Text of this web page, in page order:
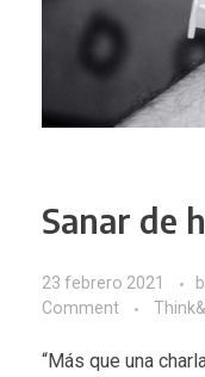
Sanar de
23 febrero 2021
Comment
“Más que una